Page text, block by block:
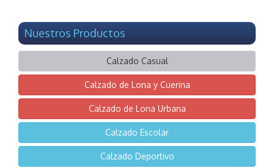
Nuestros Productos
Calzado Casual
Calzado de Lona y Cuerina
Calzado de Lona Urbana
Calzado Escolar
Calzado Deportivo